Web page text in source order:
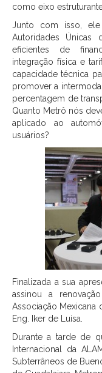
como eixo
Junto com isso,
Autoridades Únicas
eficientes de
integração física e
capacidade técnica
promover a
percentagem de
Quanto Metrô nós
aplicado ao
usuários?
Finalizada a sua
assinou a
Associação Mexicana
Eng. Iker de Luisa.
Durante a tarde de
Internacional da
Subterrâneos de